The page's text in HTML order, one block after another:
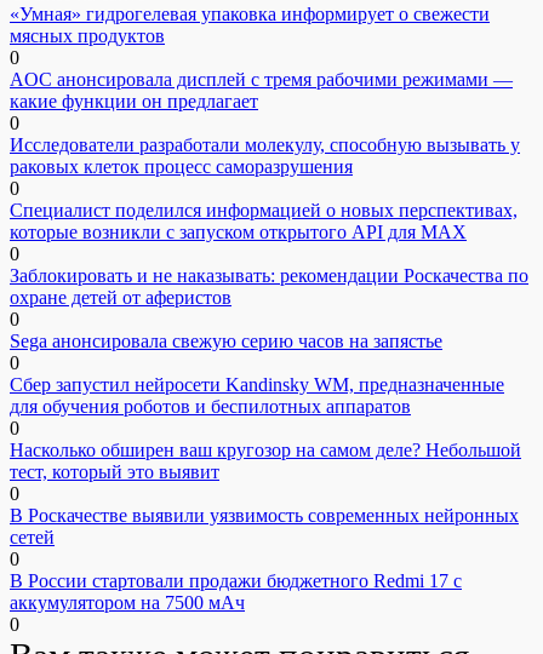
«Умная» гидрогелевая упаковка информирует о свежести
мясных продуктов
0
AOC анонсировала дисплей с тремя рабочими режимами —
какие функции он предлагает
0
Исследователи разработали молекулу, способную вызывать у
раковых клеток процесс саморазрушения
0
Специалист поделился информацией о новых перспективах,
которые возникли с запуском открытого API для МАХ
0
Заблокировать и не наказывать: рекомендации Роскачества по
охране детей от аферистов
0
Sega анонсировала свежую серию часов на запястье
0
Сбер запустил нейросети Kandinsky WM, предназначенные
для обучения роботов и беспилотных аппаратов
0
Насколько обширен ваш кругозор на самом деле? Небольшой
тест, который это выявит
0
В Роскачестве выявили уязвимость современных нейронных
сетей
0
В России стартовали продажи бюджетного Redmi 17 с
аккумулятором на 7500 мАч
0